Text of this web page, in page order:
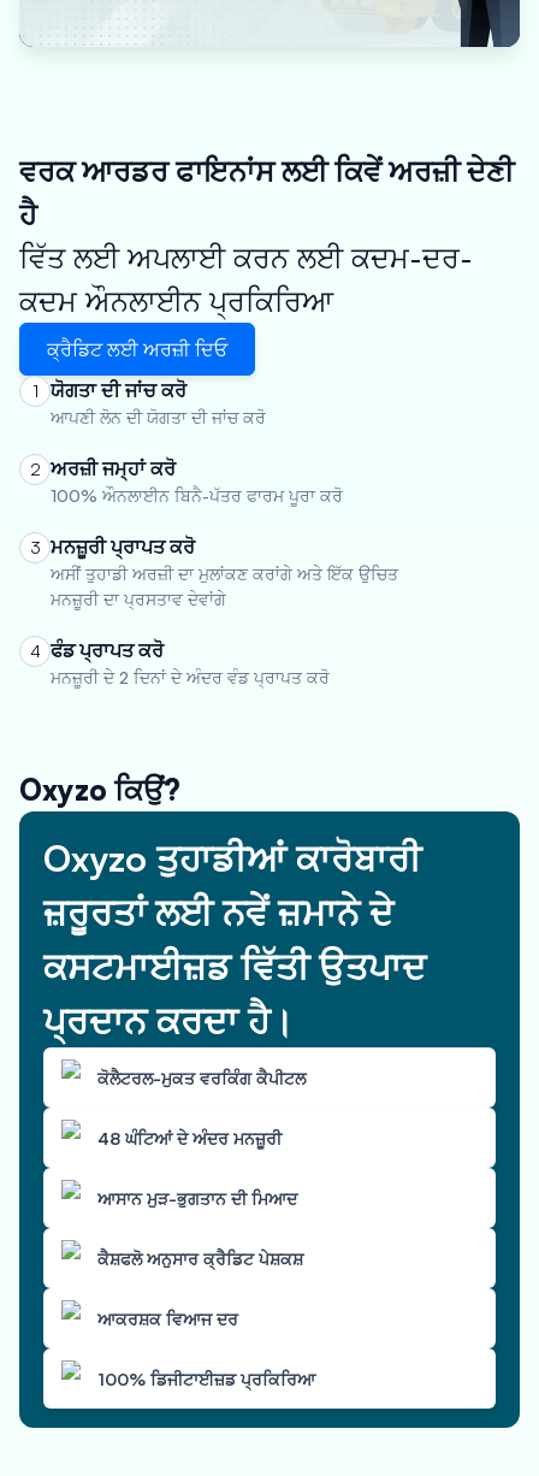
ਵਰਕ ਆਰਡਰ ਫਾਇਨਾਂਸ ਲਈ ਕਿਵੇਂ ਅਰਜ਼ੀ ਦੇਣੀ
ਹੈ
ਵਿੱਤ ਲਈ ਅਪਲਾਈ ਕਰਨ ਲਈ ਕਦਮ-ਦਰ-
ਕਦਮ ਔਨਲਾਈਨ ਪ੍ਰਕਿਰਿਆ
ਕ੍ਰੈਡਿਟ ਲਈ ਅਰਜ਼ੀ ਦਿਓ
1 ਯੋਗਤਾ ਦੀ ਜਾਂਚ ਕਰੋ
ਆਪਣੀ ਲੋਨ ਦੀ ਯੋਗਤਾ ਦੀ ਜਾਂਚ ਕਰੋ
2 ਅਰਜ਼ੀ ਜਮ੍ਹਾਂ ਕਰੋ
100% ਔਨਲਾਈਨ ਬਿਨੈ-ਪੱਤਰ ਫਾਰਮ ਪੂਰਾ ਕਰੋ
3 ਮਨਜ਼ੂਰੀ ਪ੍ਰਾਪਤ ਕਰੋ
ਅਸੀਂ ਤੁਹਾਡੀ ਅਰਜ਼ੀ ਦਾ ਮੁਲਾਂਕਣ ਕਰਾਂਗੇ ਅਤੇ ਇੱਕ ਉਚਿਤ
ਮਨਜ਼ੂਰੀ ਦਾ ਪ੍ਰਸਤਾਵ ਦੇਵਾਂਗੇ
4 ਫੰਡ ਪ੍ਰਾਪਤ ਕਰੋ
ਮਨਜ਼ੂਰੀ ਦੇ 2 ਦਿਨਾਂ ਦੇ ਅੰਦਰ ਵੰਡ ਪ੍ਰਾਪਤ ਕਰੋ
Oxyzo ਕਿਉਂ?
Oxyzo ਤੁਹਾਡੀਆਂ ਕਾਰੋਬਾਰੀ
ਜ਼ਰੂਰਤਾਂ ਲਈ ਨਵੇਂ ਜ਼ਮਾਨੇ ਦੇ
ਕਸਟਮਾਈਜ਼ਡ ਵਿੱਤੀ ਉਤਪਾਦ
ਪ੍ਰਦਾਨ ਕਰਦਾ ਹੈ।
ਕੋਲੈਟਰਲ-ਮੁਕਤ ਵਰਕਿੰਗ ਕੈਪੀਟਲ
48 ਘੰਟਿਆਂ ਦੇ ਅੰਦਰ ਮਨਜ਼ੂਰੀ
ਆਸਾਨ ਮੁੜ-ਭੁਗਤਾਨ ਦੀ ਮਿਆਦ
ਕੈਸ਼ਫਲੋ ਅਨੁਸਾਰ ਕ੍ਰੈਡਿਟ ਪੇਸ਼ਕਸ਼
ਆਕਰਸ਼ਕ ਵਿਆਜ ਦਰ
100% ਡਿਜੀਟਾਈਜ਼ਡ ਪ੍ਰਕਿਰਿਆ